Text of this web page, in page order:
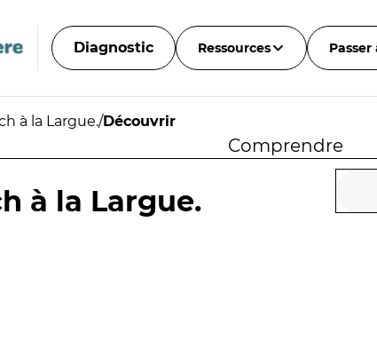
Diagnostic Ressources
à la Largue./Découvrir
Comprendre
à la Largue.